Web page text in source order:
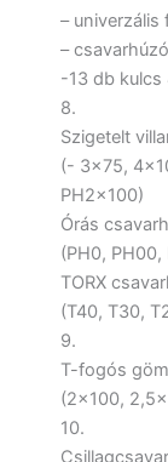
– univerzális
–
-13 db kulcs
8.
Szigetelt
(- 3×75,
PH2x100)
Órás
(PH0,
TORX
(T40, T30,
9.
T-fogós
(2×100,
10.